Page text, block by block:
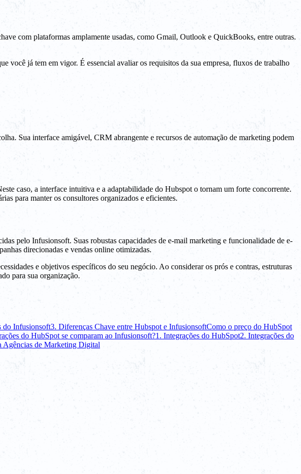
com plataformas amplamente usadas, como Gmail, Outlook e QuickBooks, entre outras.
você já tem em vigor. É essencial avaliar os requisitos da sua empresa, fluxos de trabalho
Sua interface amigável, CRM abrangente e recursos de automação de marketing podem
caso, a interface intuitiva e a adaptabilidade do Hubspot o tornam um forte concorrente.
para manter os consultores organizados e eficientes.
pelo Infusionsoft. Suas robustas capacidades de e-mail marketing e funcionalidade de e-
direcionadas e vendas online otimizadas.
e objetivos específicos do seu negócio. Ao considerar os prós e contras, estruturas
para sua organização.
do Infusionsoft3. Diferenças Chave entre Hubspot e InfusionsoftComo o preço do HubSpot
do HubSpot se comparam ao Infusionsoft?1. Integrações do HubSpot2. Integrações do
Agências de Marketing Digital